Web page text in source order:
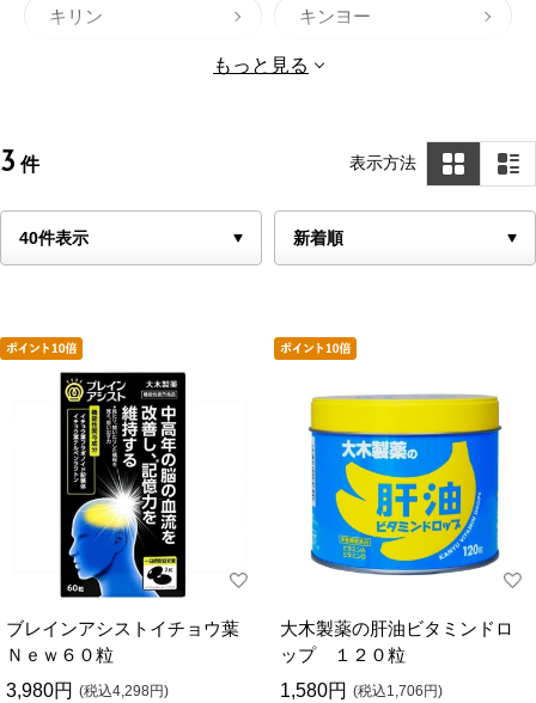
キリン キンヨー
健康フーズ
新日本製薬株式会社
スピルリナブレンド iSDG
凄十 しおナイン
チオビタ
ドリエル（エスエス
アイストローチ 日本養蜂
日清オイリオ 白十字
ハウスウェルネスフ
ーズ
ビオスリー
ド＆ビバレッジ
ボシュロム・ジャパ
ン
マルミ
もっと見る
3 件 表示方法
ブレインアシストイチョウ葉
Ｎｅｗ６０粒
3,980円 (税込4,298円)
大木製薬の肝油ビタミンドロ
ップ １２０粒
1,580円 (税込1,706円)